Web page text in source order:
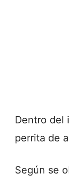
Dentro del
perrita de
Según se